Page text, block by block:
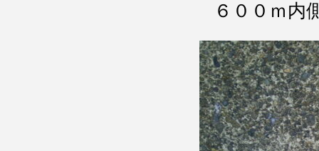
６００ｍ